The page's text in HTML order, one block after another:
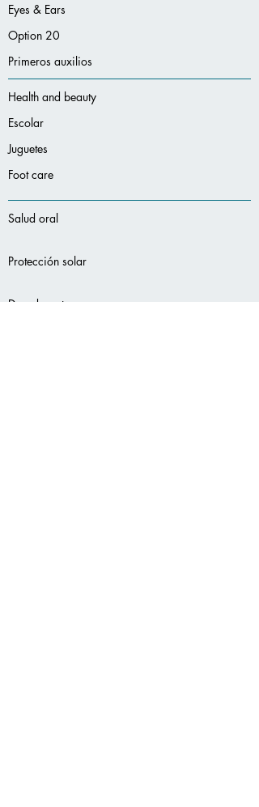
Eyes & Ears
Option 20
Primeros auxilios
Health and beauty
Escolar
Juguetes
Foot care
Salud oral
Protección solar
Desodorantes